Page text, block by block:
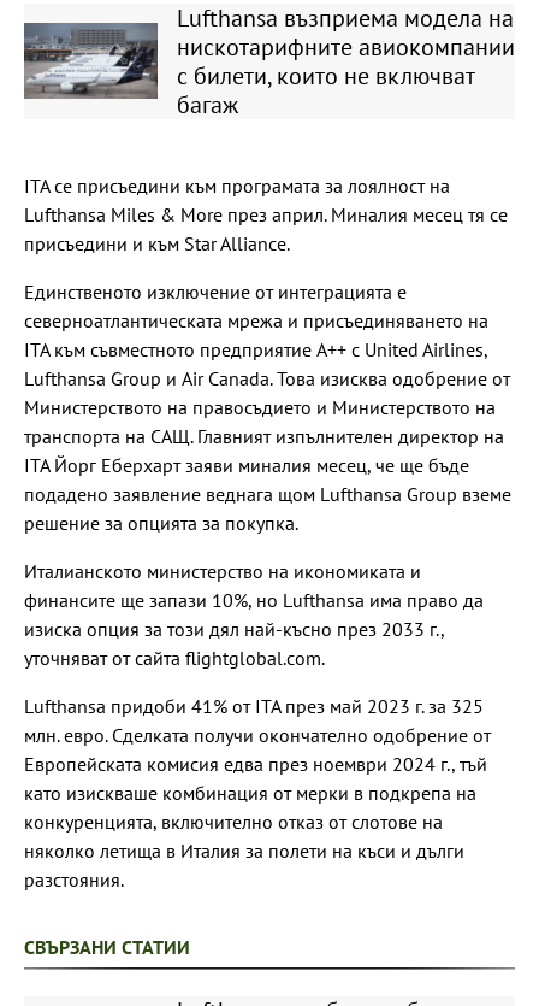
Lufthansa възприема модела на
нискотарифните авиокомпании
с билети, които не включват
багаж
ITA се присъедини към програмата за лоялност на
Lufthansa Miles & More през април. Миналия месец тя се
присъедини и към Star Alliance.
Единственото изключение от интеграцията е
северноатлантическата мрежа и присъединяването на
ITA към съвместното предприятие A++ с United Airlines,
Lufthansa Group и Air Canada. Това изисква одобрение от
Министерството на правосъдието и Министерството на
транспорта на САЩ. Главният изпълнителен директор на
ITA Йорг Еберхарт заяви миналия месец, че ще бъде
подадено заявление веднага щом Lufthansa Group вземе
решение за опцията за покупка.
Италианското министерство на икономиката и
финансите ще запази 10%, но Lufthansa има право да
изиска опция за този дял най-късно през 2033 г.,
уточняват от сайта flightglobal.com.
Lufthansa придоби 41% от ITA през май 2023 г. за 325
млн. евро. Сделката получи окончателно одобрение от
Европейската комисия едва през ноември 2024 г., тъй
като изискваше комбинация от мерки в подкрепа на
конкуренцията, включително отказ от слотове на
няколко летища в Италия за полети на къси и дълги
разстояния.
СВЪРЗАНИ СТАТИИ